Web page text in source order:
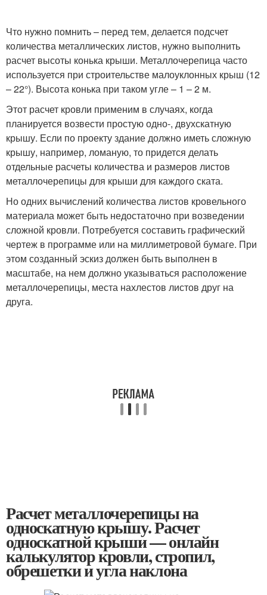
Что нужно помнить – перед тем, делается подсчет
количества металлических листов, нужно выполнить
расчет высоты конька крыши. Металлочерепица часто
используется при строительстве малоуклонных крыш (12
– 22°). Высота конька при таком угле – 1 – 2 м.
Этот расчет кровли применим в случаях, когда
планируется возвести простую одно-, двухскатную
крышу. Если по проекту здание должно иметь сложную
крышу, например, ломаную, то придется делать
отдельные расчеты количества и размеров листов
металлочерепицы для крыши для каждого ската.
Но одних вычислений количества листов кровельного
материала может быть недостаточно при возведении
сложной кровли. Потребуется составить графический
чертеж в программе или на миллиметровой бумаге. При
этом созданный эскиз должен быть выполнен в
масштабе, на нем должно указываться расположение
металлочерепицы, места нахлестов листов друг на
друга.
Расчет металлочерепицы на
односкатную крышу. Расчет
односкатной крыши — онлайн
калькулятор кровли, стропил,
обрешетки и угла наклона